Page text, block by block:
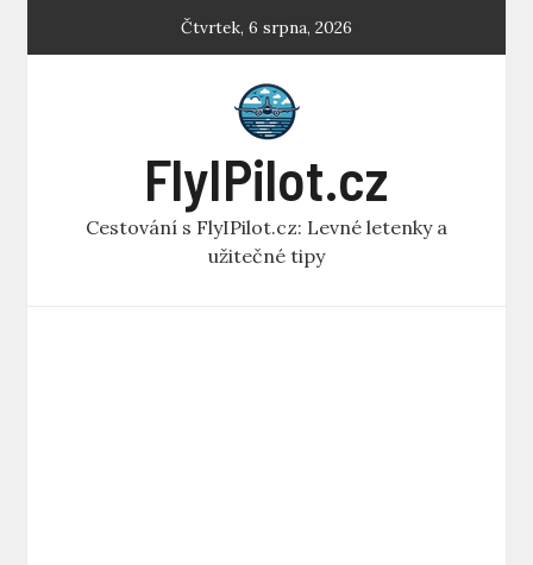
Čtvrtek, 6 srpna, 2026
FlyIPilot.cz
Cestování s FlyIPilot.cz: Levné letenky a
užitečné tipy